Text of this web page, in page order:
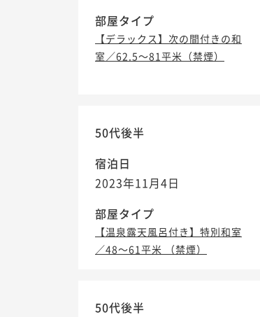
部屋タイプ
【デラックス】次の間付きの和
室／62.5～81平米（禁煙）
50代後半
宿泊日
2023年11月4日
部屋タイプ
【温泉露天風呂付き】特別和室
／48～61平米 （禁煙）
50代後半